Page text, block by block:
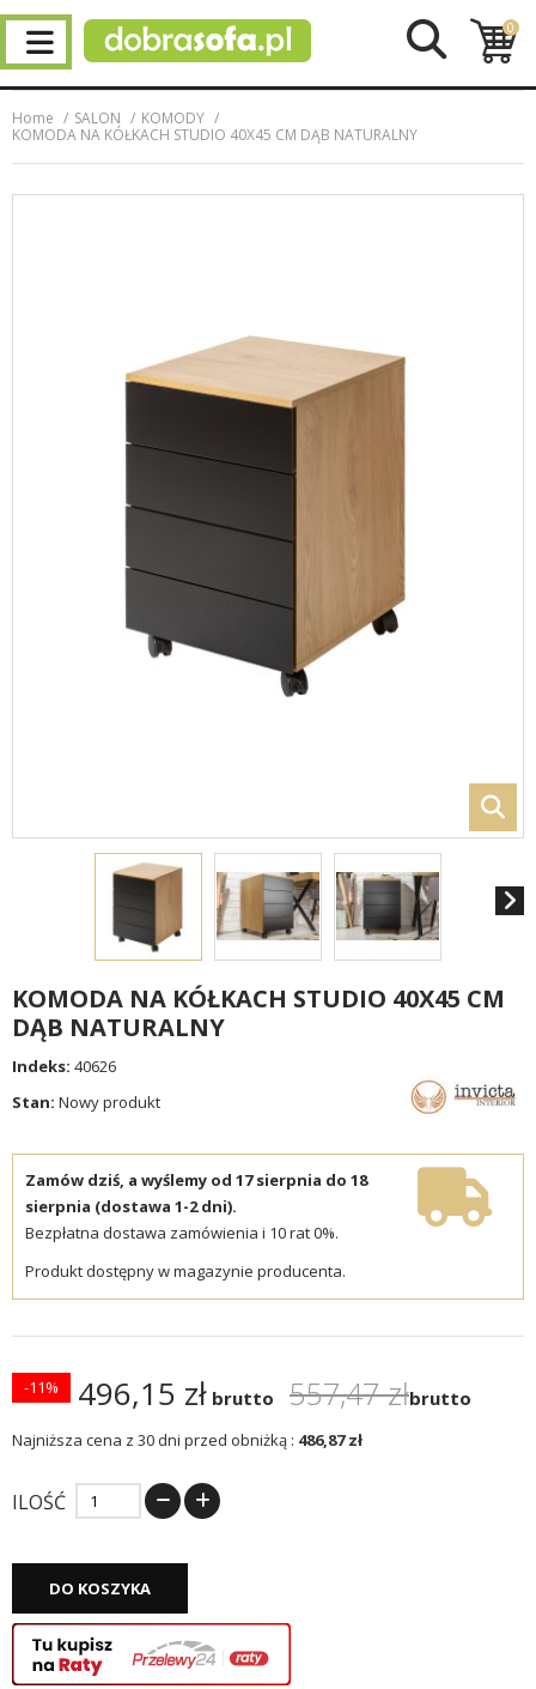
0
Home SALON
KOMODY
KOMODA NA KÓŁKACH STUDIO 40X45 CM DĄB NATURALNY
KOMODA NA KÓŁKACH STUDIO 40X45 CM
DĄB NATURALNY
Indeks: 40626
Stan: Nowy produkt
Zamów dziś, a wyślemy od 17 sierpnia do 18
sierpnia (dostawa 1-2 dni).
Bezpłatna dostawa zamówienia i 10 rat 0%.
Produkt dostępny w magazynie producenta.
496,15 zł brutto 557,47 złbrutto
-11%
Najniższa cena z 30 dni przed obniżką : 486,87 zł
ILOŚĆ
DO KOSZYKA